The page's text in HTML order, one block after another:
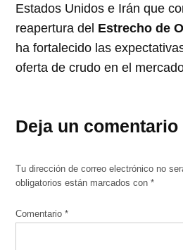
Estados Unidos e Irán que
reapertura del Estrecho de
ha fortalecido las
oferta de crudo en el
Deja un comentario
Tu dirección de correo electrónico no
obligatorios están marcados con*
Comentario*